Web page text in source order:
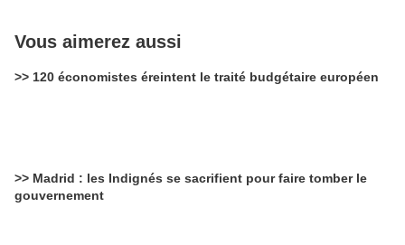
Vous aimerez aussi
>> 120 économistes éreintent le traité budgétaire européen
>> Madrid : les Indignés se sacrifient pour faire tomber le
gouvernement